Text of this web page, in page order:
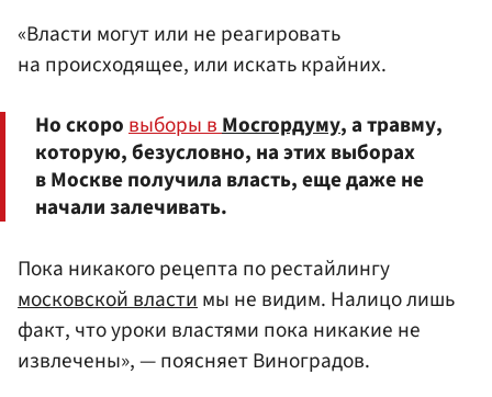
«Власти могут или не реагировать
на происходящее, или искать крайних.
Но скоровыборы вМосгордуму, а травму,
которую, безусловно, на этих выборах
в Москве получила власть, еще даже не
начали залечивать.
Пока никакого рецепта по рестайлингу
московской властимы не видим. Налицо лишь
факт, что уроки властями пока никакие не
извлечены», — поясняет Виноградов.